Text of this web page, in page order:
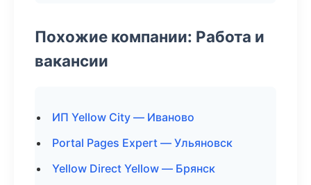
Похожие компании: Работа и
вакансии
ИП Yellow City — Иваново
Portal Pages Expert — Ульяновск
Yellow Direct Yellow — Брянск